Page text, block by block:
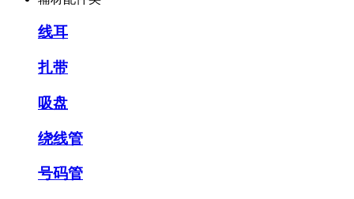
线耳
扎带
吸盘
绕线管
号码管